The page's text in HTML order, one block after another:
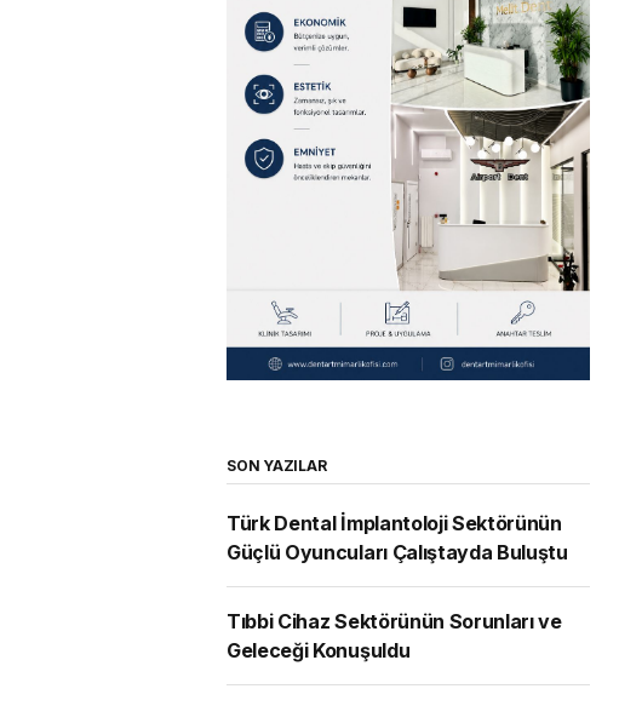
SON YAZILAR
Türk Dental İmplantoloji Sektörünün
Güçlü Oyuncuları Çalıştayda Buluştu
Tıbbi Cihaz Sektörünün Sorunları ve
Geleceği Konuşuldu